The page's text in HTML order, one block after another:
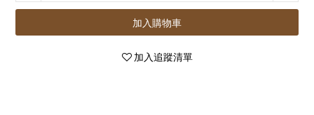
加入購物車
加入追蹤清單